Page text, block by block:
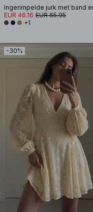
EUR 46.16 EUR 65.95
+1
-30%